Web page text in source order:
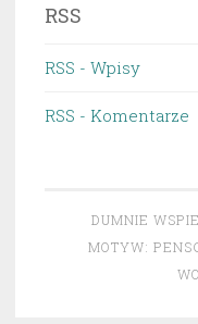
RSS
RSS - Wpisy
RSS - Komentarze
DUMNIE
MOTYW: